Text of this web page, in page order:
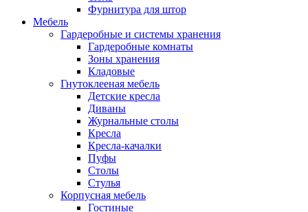
Фурнитура для штор
Мебель
Гардеробные и системы хранения
Гардеробные комнаты
Зоны хранения
Кладовые
Гнутоклееная мебель
Детские кресла
Диваны
Журнальные столы
Кресла
Кресла-качалки
Пуфы
Столы
Стулья
Корпусная мебель
Гостиные